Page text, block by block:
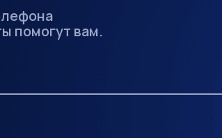
помогут вам.